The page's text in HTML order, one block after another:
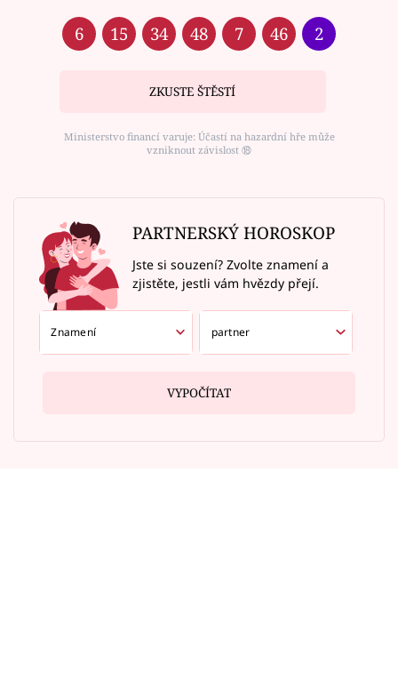
6 15 34 48 7 46 2
ZKUSTE ŠTĚSTÍ
Ministerstvo financí varuje: Účastí na hazardní hře může
vzniknout závislost ⑱
PARTNERSKÝ HOROSKOP
Jste si souzení? Zvolte znamení a
zjistěte, jestli vám hvězdy přejí.
VYPOČÍTAT